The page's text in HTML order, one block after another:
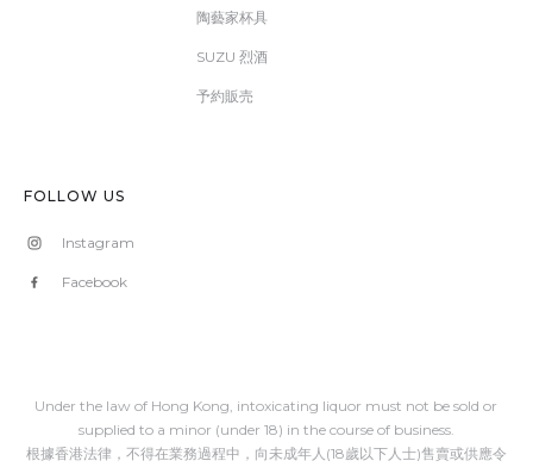
陶藝家杯具
SUZU 烈酒
予約販売
FOLLOW US
Instagram
Facebook
Under the law of Hong Kong, intoxicating liquor must not be sold or
supplied to a minor (under 18) in the course of business.
根據香港法律，不得在業務過程中，向未成年人(18歲以下人士)售賣或供應令